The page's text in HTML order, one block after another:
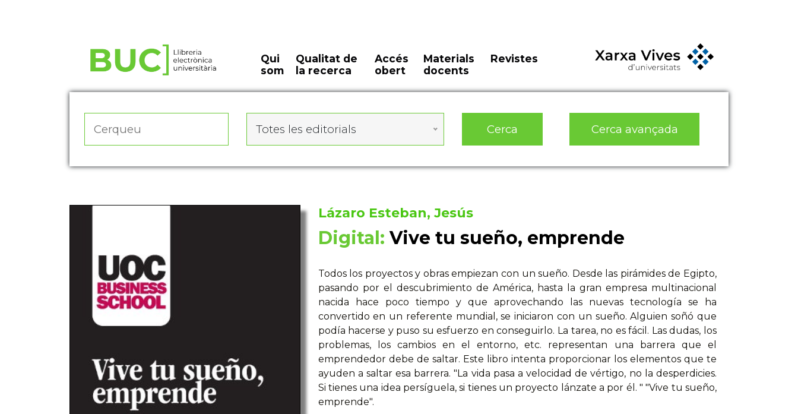
Qui
som
Qualitat de
la recerca
Accés
obert
Materials
docents
Revistes
Totes les editorials Cerca Cerca avançada
Lázaro Esteban, Jesús
Digital: Vive tu sueño, emprende
Todos los proyectos y obras empiezan con un sueño. Desde las pirámides de Egipto,
pasando por el descubrimiento de América, hasta la gran empresa multinacional
nacida hace poco tiempo y que aprovechando las nuevas tecnología se ha
convertido en un referente mundial, se iniciaron con un sueño. Alguien soñó que
podía hacerse y puso su esfuerzo en conseguirlo. La tarea, no es fácil. Las dudas, los
problemas, los cambios en el entorno, etc. representan una barrera que el
emprendedor debe de saltar. Este libro intenta proporcionar los elementos que te
ayuden a saltar esa barrera. "La vida pasa a velocidad de vértigo, no la desperdicies.
Si tienes una idea persíguela, si tienes un proyecto lánzate a por él. " "Vive tu sueño,
emprende".